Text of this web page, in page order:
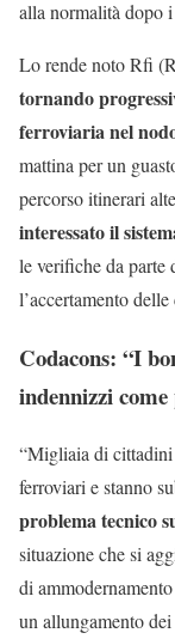
alla normalità dopo
Lo rende noto Rfi
tornando
ferroviaria nel
mattina per un
percorso itinerari
interessato il
le verifiche da parte
l’accertamento
Codacons: “I
indennizzi
“Migliaia di
ferroviari e stanno
problema tecnico
situazione che si
di
un allungamento